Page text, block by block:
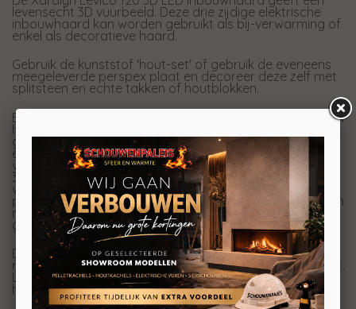
levensecht 3D vuurbeeld. Deze drie zijdige elektrische
inbouwhaard kan worden gebruikt als bij-verwarming of
enkel als decoratieve haard.
Gebruik de kunststof 'hout-set' of gebruik de eveneens
meegeleverde perspex plaat en decoreer deze zelf met
splitsteen en echte takken of houtblokken.
Een elektrische haard geeft de illusie van een echte open
haard zonder de nadelen. De Levico 120 is door het
gebruik van onze allerlaatste LED techniek bijzonder
energiezuinig en beschikt additioneel over een
verwarmingsfunctie van 700 en 1400 Watt. De Levico 90
3D LED haard is volledig onderhoudsvrij en kan bediend
worden met een afstandsbediening of middels het
paneel op de haard. Dit type elektrische haard geeft een
redelijk goed 3-dimensioneel beeld en is uitermate
geschikt om dagelijks te gebruiken.
Deze inzet haard heeft regelbare vlammen en meer en
minder opgloeiende kooltjes onder het decoratieve hout.
Links en rechts zit een glasplaat wat de illusie geeft dat
het om een gashaard gaat. De voorkant is open.